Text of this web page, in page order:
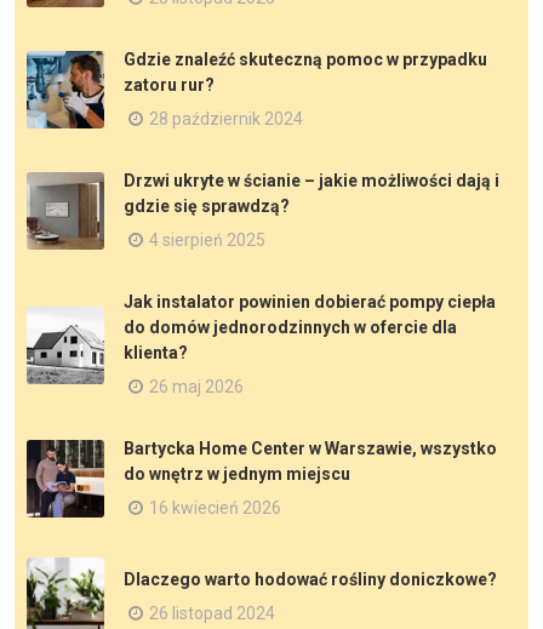
Gdzie znaleźć skuteczną pomoc w przypadku
zatoru rur?
28 październik 2024
Drzwi ukryte w ścianie – jakie możliwości dają i
gdzie się sprawdzą?
4 sierpień 2025
Jak instalator powinien dobierać pompy ciepła
do domów jednorodzinnych w ofercie dla
klienta?
26 maj 2026
Bartycka Home Center w Warszawie, wszystko
do wnętrz w jednym miejscu
16 kwiecień 2026
Dlaczego warto hodować rośliny doniczkowe?
26 listopad 2024